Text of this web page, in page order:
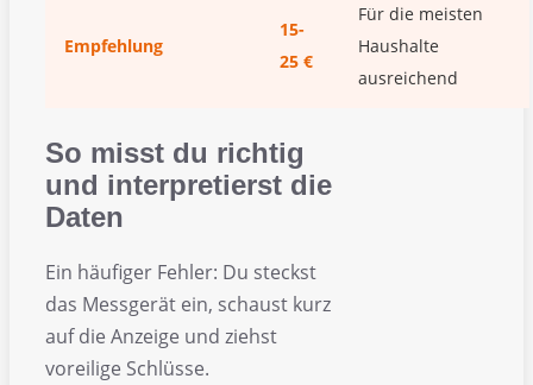
Empfehlung
15-
25 €
Für die meisten
Haushalte
ausreichend
So misst du richtig
und interpretierst die
Daten
Ein häufiger Fehler: Du steckst
das Messgerät ein, schaust kurz
auf die Anzeige und ziehst
voreilige Schlüsse.